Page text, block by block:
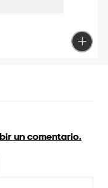
un comentario.